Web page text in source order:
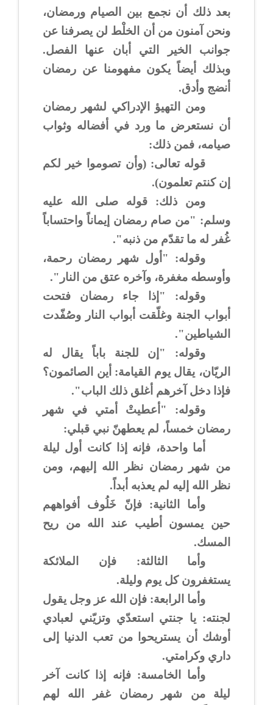
بعد ذلك أن نجمع بين الصيام ورمضان،
ونحن آمنون من أن الخلْط لن يصرفنا عن
جوانب الخير التي أبان عنها الفصل.
وبذلك أيضاً يكون مفهومنا عن رمضان
أنضج وأدق.
ومن التهيؤ الإدراكي لشهر رمضان
أن نستعرض ما ورد في أفضاله وثواب
صيامه، فمن ذلك:
قوله تعالى: (وأن تصوموا خير لكم
إن كنتم تعلمون).
ومن ذلك: قوله صلى الله عليه
وسلم: "من صام رمضان إيماناً واحتساباً
غُفر له ما تقدّم من ذنبه".
وقوله: "أول شهر رمضان رحمة،
وأوسطه مغفرة، وآخره عتق من النار".
وقوله: "إذا جاء رمضان فتحت
أبواب الجنة وغلّقت أبواب النار وصُفّدت
الشياطين".
وقوله: "إن للجنة باباً يقال له
الريّان، يقال يوم القيامة: أين الصائمون؟
فإذا دخل آخرهم أغلق ذلك الباب".
وقوله: "أعطيتْ أمتي في شهر
رمضان خمساً، لم يعطهنّ نبي قبلي:
أما واحدة، فإنه إذا كانت أول ليلة
من شهر رمضان نظر الله إليهم، ومن
نظر الله إليه لم يعذبه أبداً.
وأما الثانية: فإنّ خَلُوف أفواههم
حين يمسون أطيب عند الله من ريح
المسك.
وأما الثالثة: فإن الملائكة
يستغفرون كل يوم وليلة.
وأما الرابعة: فإن الله عز وجل يقول
لجنته: يا جنتي استعدّي وتزيّني لعبادي
أوشك أن يستريحوا من تعب الدنيا إلى
داري وكرامتي.
وأما الخامسة: فإنه إذا كانت آخر
ليلة من شهر رمضان غفر الله لهم